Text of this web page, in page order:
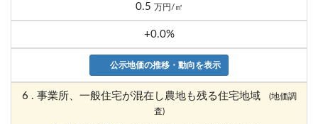
0.5 万円/㎡
+0.0%
公示地価の推移・動向を表示
6 . 事業所、一般住宅が混在し農地も残る住宅地域
(地価調
査)